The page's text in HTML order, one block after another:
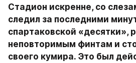
Стадион искренне, со
следил за последними
спартаковской «десятки»,
неповторимым финтам и
своего кумира. Это был